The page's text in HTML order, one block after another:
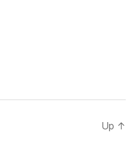
Up ↑